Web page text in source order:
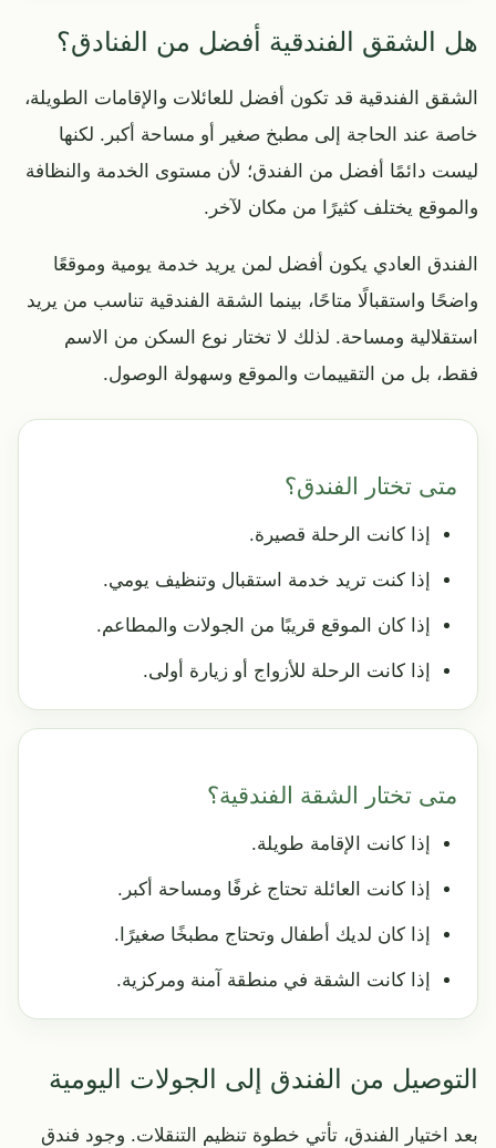
هل الشقق الفندقية أفضل من الفنادق؟
الشقق الفندقية قد تكون أفضل للعائلات والإقامات الطويلة،
خاصة عند الحاجة إلى مطبخ صغير أو مساحة أكبر. لكنها
ليست دائمًا أفضل من الفندق؛ لأن مستوى الخدمة والنظافة
والموقع يختلف كثيرًا من مكان لآخر.
الفندق العادي يكون أفضل لمن يريد خدمة يومية وموقعًا
واضحًا واستقبالًا متاحًا، بينما الشقة الفندقية تناسب من يريد
استقلالية ومساحة. لذلك لا تختار نوع السكن من الاسم
فقط، بل من التقييمات والموقع وسهولة الوصول.
متى تختار الفندق؟
إذا كانت الرحلة قصيرة.
إذا كنت تريد خدمة استقبال وتنظيف يومي.
إذا كان الموقع قريبًا من الجولات والمطاعم.
إذا كانت الرحلة للأزواج أو زيارة أولى.
متى تختار الشقة الفندقية؟
إذا كانت الإقامة طويلة.
إذا كانت العائلة تحتاج غرفًا ومساحة أكبر.
إذا كان لديك أطفال وتحتاج مطبخًا صغيرًا.
إذا كانت الشقة في منطقة آمنة ومركزية.
التوصيل من الفندق إلى الجولات اليومية
بعد اختيار الفندق، تأتي خطوة تنظيم التنقلات. وجود فندق